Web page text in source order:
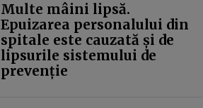
Multe mâini lipsă.
Epuizarea personalului din
spitale este cauzată și de
lipsurile sistemului de
prevenție